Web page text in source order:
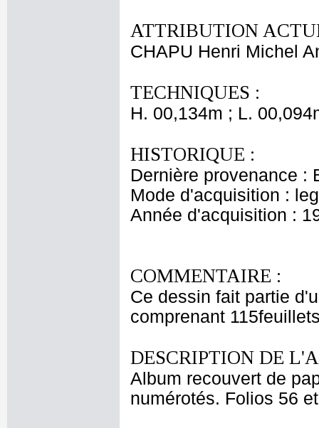
ATTRIBUTION
CHAPU Henri Michel
TECHNIQUES :
H. 00,134m ; L.
HISTORIQUE :
Dernière provenance :
Mode d'acquisition :
Année d'acquisition :
COMMENTAIRE :
Ce dessin fait partie
comprenant
DESCRIPTION DE
Album recouvert de
numérotés. Folios 56